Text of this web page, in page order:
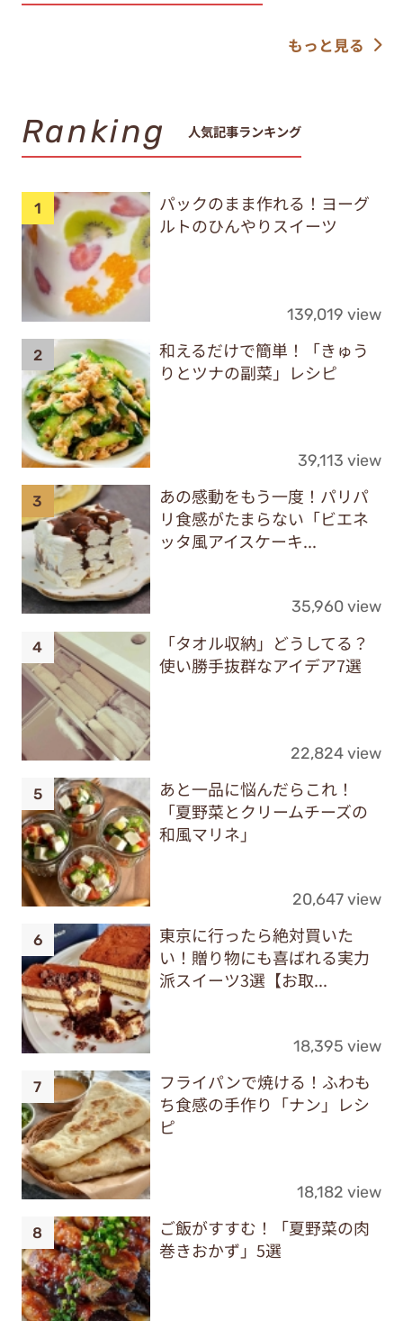
もっと見る
Ranking 人気記事ランキング
パックのまま作れる！ヨーグ
ルトのひんやりスイーツ
139,019 view
和えるだけで簡単！「きゅう
りとツナの副菜」レシピ
39,113 view
あの感動をもう一度！パリパ
リ食感がたまらない「ビエネ
ッタ風アイスケーキ...
35,960 view
「タオル収納」どうしてる？
使い勝手抜群なアイデア7選
22,824 view
あと一品に悩んだらこれ！
「夏野菜とクリームチーズの
和風マリネ」
20,647 view
東京に行ったら絶対買いた
い！贈り物にも喜ばれる実力
派スイーツ3選【お取...
18,395 view
フライパンで焼ける！ふわも
ち食感の手作り「ナン」レシ
ピ
18,182 view
ご飯がすすむ！「夏野菜の肉
巻きおかず」5選